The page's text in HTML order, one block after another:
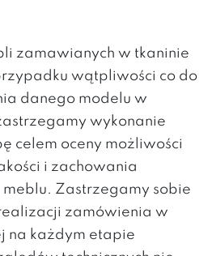
zamawianych w tkaninie
wątpliwości co do
danego modelu w
wykonanie
celem oceny możliwości
i zachowania
meblu. Zastrzegamy sobie
zamówienia w
na każdym etapie